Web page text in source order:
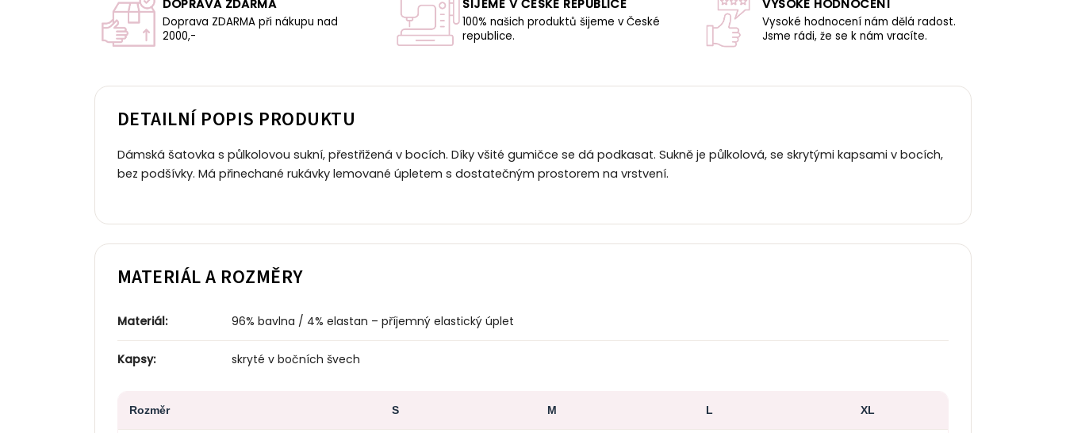
DOPRAVA ZDARMA
Doprava ZDARMA při nákupu nad
2000,-
ŠIJEME V ČESKÉ REPUBLICE
100% našich produktů šijeme v České
republice.
VYSOKÉ HODNOCENÍ
Vysoké hodnocení nám dělá radost.
Jsme rádi, že se k nám vracíte.
DETAILNÍ POPIS PRODUKTU
Dámská šatovka s půlkolovou sukní, přestřižená v bocích. Díky všité gumičce se dá podkasat. Sukně je půlkolová, se skrytými kapsami v bocích,
bez podšívky. Má přinechané rukávky lemované úpletem s dostatečným prostorem na vrstvení.
MATERIÁL A ROZMĚRY
Materiál: 96% bavlna / 4% elastan – příjemný elastický úplet
Kapsy: skryté v bočních švech
Rozměr S M L XL